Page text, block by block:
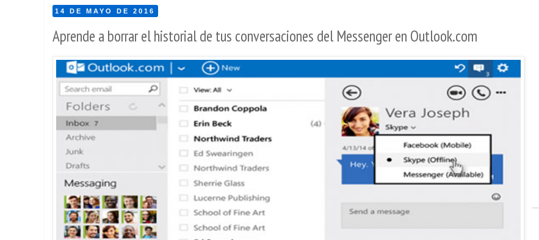
14 DE MAYO DE 2016
Aprende a borrar el historial de tus conversaciones del Messenger en Outlook.com